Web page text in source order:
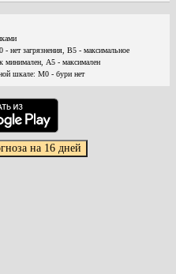
- нет загрязнения, В5 - максимальное
минимален, А5 - максимален
шкале: М0 - бури нет